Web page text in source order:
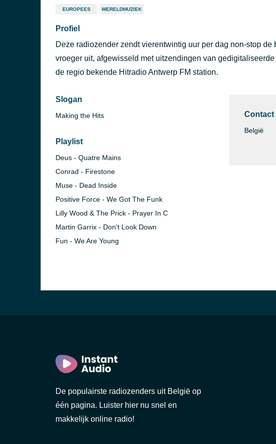
EUROPEES WERELDMUZIEK
Profiel
Deze radiozender zendt vierentwintig uur per dag non-stop de
vroeger uit, afgewisseld met uitzendingen van
de regio bekende Hitradio Antwerp FM station.
Slogan
Making the Hits
Playlist
Deus - Quatre Mains
Conrad - Firestone
Muse - Dead Inside
Positive Force - We Got The Funk
Lilly Wood & The Prick - Prayer In C
Martin Garrix - Don't Look Down
Fun - We Are Young
Contact
België
De populairste radiozenders uit België op
één pagina. Luister hier nu snel en
makkelijk online radio!